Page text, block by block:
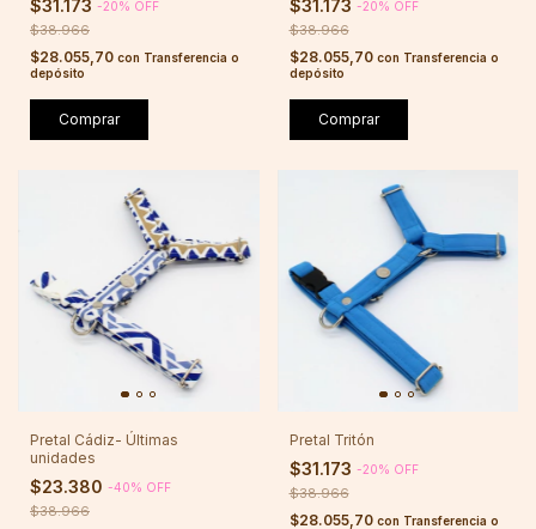
$31.173 -20% OFF
$38.966
$28.055,70 con Transferencia o
depósito
Comprar
$31.173 -20% OFF
$38.966
$28.055,70 con Transferencia o
depósito
Comprar
Pretal Cádiz- Últimas
unidades
$23.380 -40% OFF
$38.966
Pretal Tritón
$31.173 -20% OFF
$38.966
$28.055,70 con Transferencia o